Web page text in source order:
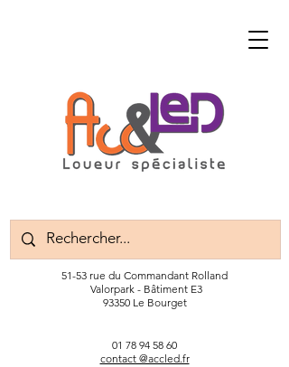
51-53 rue du Commandant Rolland
Valorpark - Bâtiment E3
93350 Le Bourget
01 78 94 58 60
contact @accled.fr